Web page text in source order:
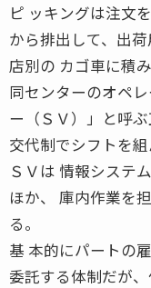
ピ ッキングは注文
から排出して、出荷
店別の カゴ車に積
同センターのオペ
ー（ＳＶ）」と呼
交代制でシフトを組
ＳＶは 情報システ
ほか、 庫内作業を
る。
基 本的にパートの
委託する体制だが